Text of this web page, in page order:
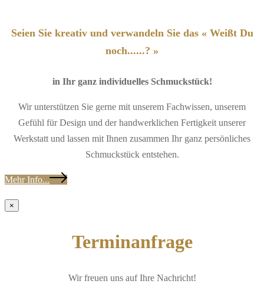
Seien Sie kreativ und verwandeln Sie das « Weißt Du
noch......? »
in Ihr ganz individuelles Schmuckstück!
Wir unterstützen Sie gerne mit unserem Fachwissen, unserem
Gefühl für Design und der handwerklichen Fertigkeit unserer
Werkstatt und lassen mit Ihnen zusammen Ihr ganz persönliches
Schmuckstück entstehen.
Mehr Info...
×
Terminanfrage
Wir freuen uns auf Ihre Nachricht!